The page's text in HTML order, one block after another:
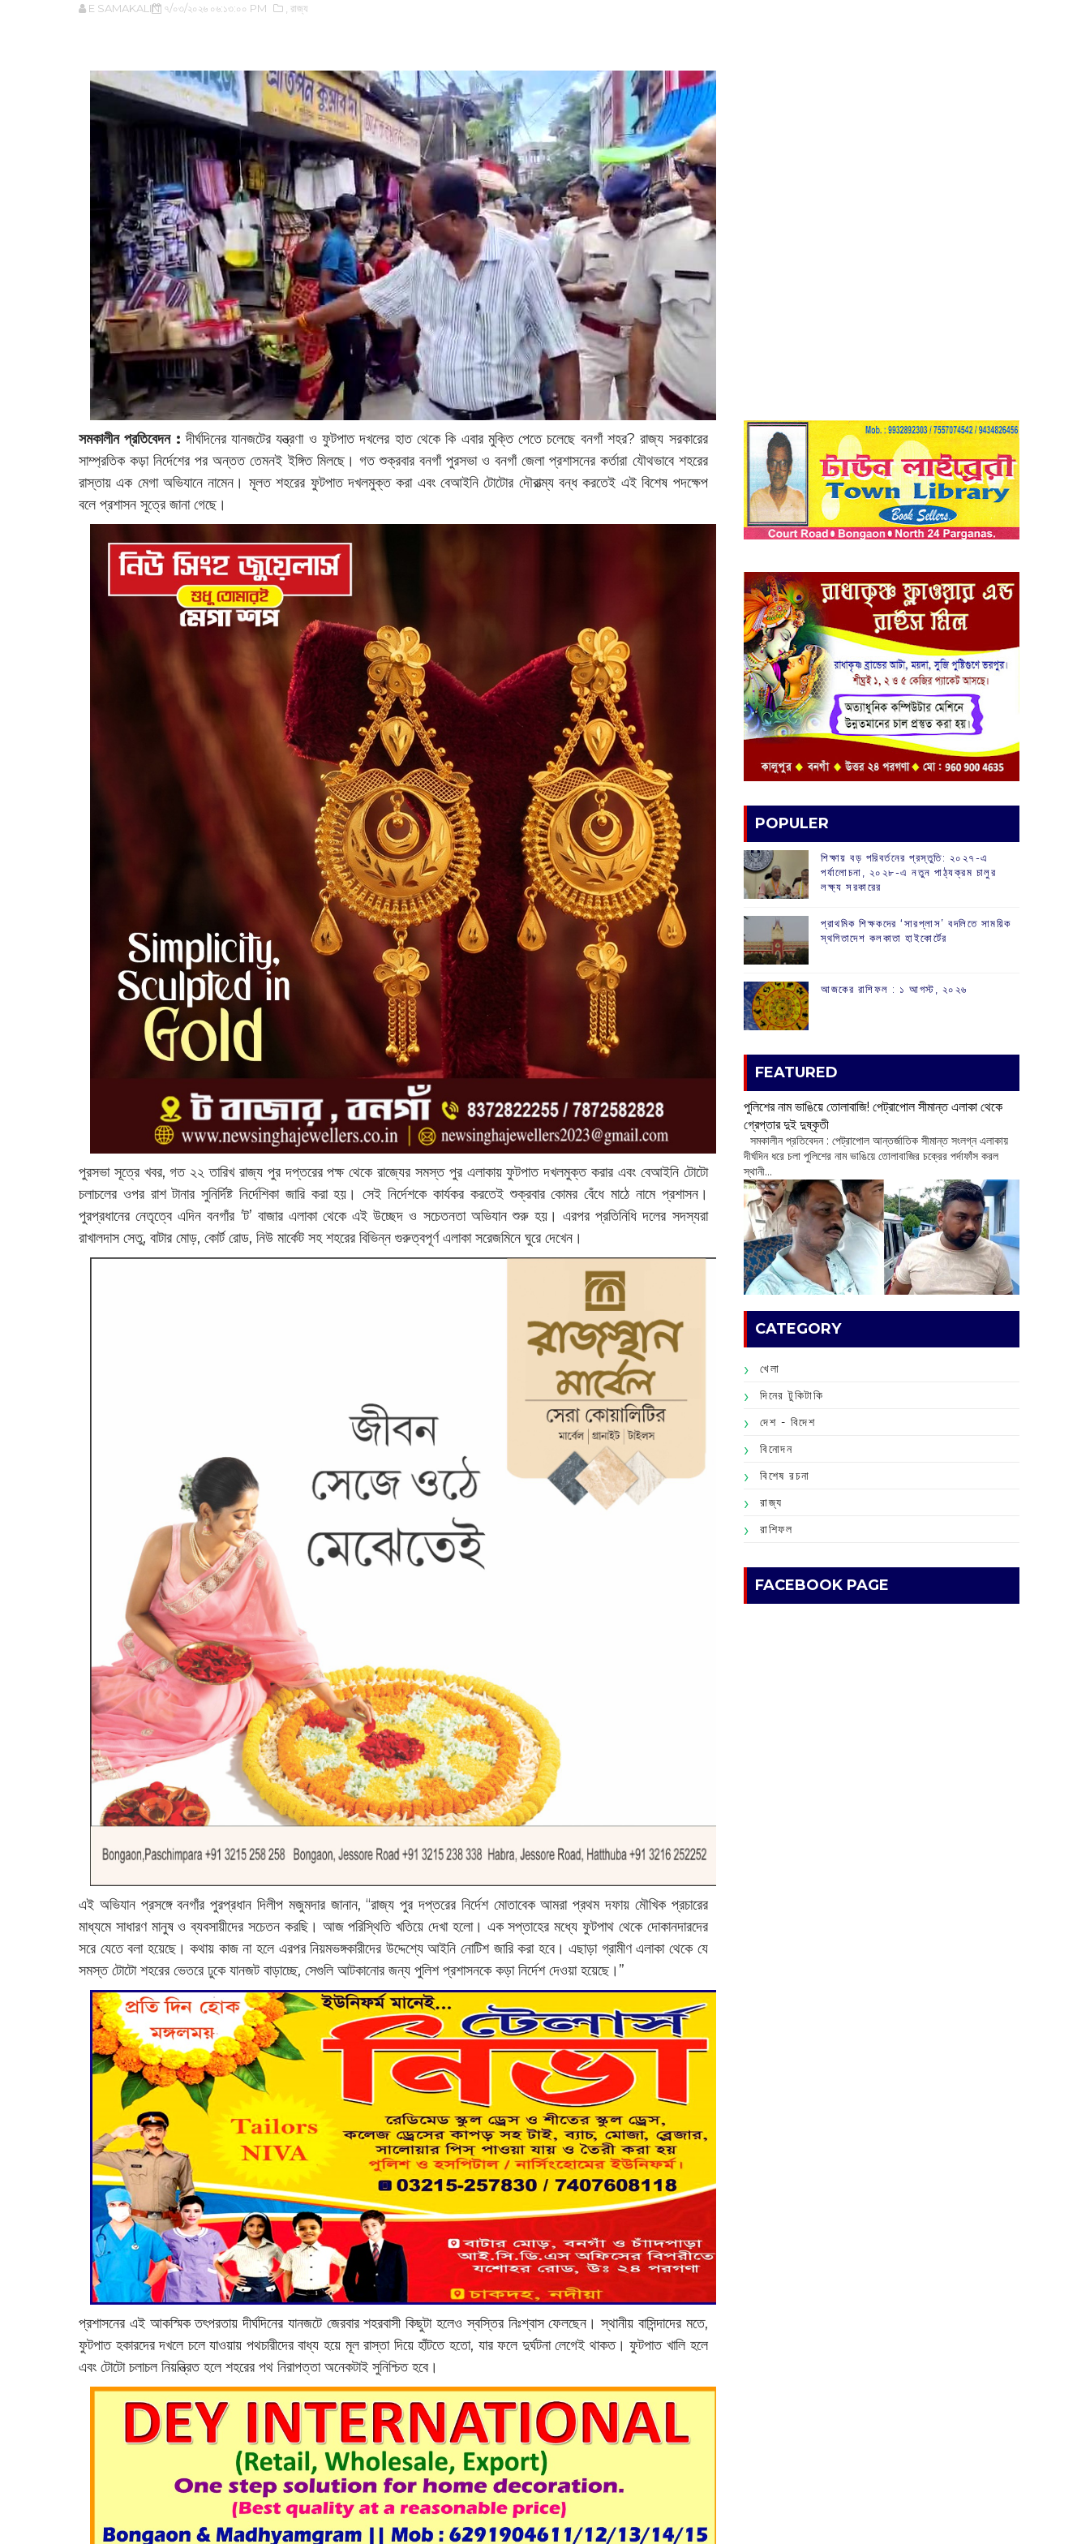
E SAMAKALIN ৭/০৩/২০২৬ ০৬:১৩:০০ PM ,‌ রাজ্য
সমকালীন প্রতিবেদন : দীর্ঘদিনের যানজটের যন্ত্রণা ও ফুটপাত দখলের হাত থেকে কি এবার মুক্তি পেতে চলেছে বনগাঁ শহর? রাজ্য সরকারের
সাম্প্রতিক কড়া নির্দেশের পর অন্তত তেমনই ইঙ্গিত মিলছে। গত শুক্রবার বনগাঁ পুরসভা ও বনগাঁ জেলা প্রশাসনের কর্তারা যৌথভাবে শহরের
রাস্তায় এক মেগা অভিযানে নামেন। মূলত শহরের ফুটপাত দখলমুক্ত করা এবং বেআইনি টোটোর দৌরাত্ম্য বন্ধ করতেই এই বিশেষ পদক্ষেপ
বলে প্রশাসন সূত্রে জানা গেছে।
পুরসভা সূত্রে খবর, গত ২২ তারিখ রাজ্য পুর দপ্তরের পক্ষ থেকে রাজ্যের সমস্ত পুর এলাকায় ফুটপাত দখলমুক্ত করার এবং বেআইনি টোটো
চলাচলের ওপর রাশ টানার সুনির্দিষ্ট নির্দেশিকা জারি করা হয়। সেই নির্দেশকে কার্যকর করতেই শুক্রবার কোমর বেঁধে মাঠে নামে প্রশাসন।
পুরপ্রধানের নেতৃত্বে এদিন বনগাঁর ‘ট’ বাজার এলাকা থেকে এই উচ্ছেদ ও সচেতনতা অভিযান শুরু হয়। এরপর প্রতিনিধি দলের সদস্যরা
রাখালদাস সেতু, বাটার মোড়, কোর্ট রোড, নিউ মার্কেট সহ শহরের বিভিন্ন গুরুত্বপূর্ণ এলাকা সরেজমিনে ঘুরে দেখেন।
এই অভিযান প্রসঙ্গে বনগাঁর পুরপ্রধান দিলীপ মজুমদার জানান, “রাজ্য পুর দপ্তরের নির্দেশ মোতাবেক আমরা প্রথম দফায় মৌখিক প্রচারের
মাধ্যমে সাধারণ মানুষ ও ব্যবসায়ীদের সচেতন করছি। আজ পরিস্থিতি খতিয়ে দেখা হলো। এক সপ্তাহের মধ্যে ফুটপাথ থেকে দোকানদারদের
সরে যেতে বলা হয়েছে। কথায় কাজ না হলে এরপর নিয়মভঙ্গকারীদের উদ্দেশ্যে আইনি নোটিশ জারি করা হবে। এছাড়া গ্রামীণ এলাকা থেকে যে
সমস্ত টোটো শহরের ভেতরে ঢুকে যানজট বাড়াচ্ছে, সেগুলি আটকানোর জন্য পুলিশ প্রশাসনকে কড়া নির্দেশ দেওয়া হয়েছে।”
প্রশাসনের এই আকস্মিক তৎপরতায় দীর্ঘদিনের যানজটে জেরবার শহরবাসী কিছুটা হলেও স্বস্তির নিঃশ্বাস ফেলছেন। স্থানীয় বাসিন্দাদের মতে,
ফুটপাত হকারদের দখলে চলে যাওয়ায় পথচারীদের বাধ্য হয়ে মূল রাস্তা দিয়ে হাঁটতে হতো, যার ফলে দুর্ঘটনা লেগেই থাকত। ফুটপাত খালি হলে
এবং টোটো চলাচল নিয়ন্ত্রিত হলে শহরের পথ নিরাপত্তা অনেকটাই সুনিশ্চিত হবে।
POPULER
শিক্ষায় বড় পরিবর্তনের প্রস্তুতি: ২০২৭-এ
পর্যালোচনা, ২০২৮-এ নতুন পাঠ্যক্রম চালুর
লক্ষ্য সরকারের
প্রাথমিক শিক্ষকদের ‘সারপ্লাস’ বদলিতে সাময়িক
স্থগিতাদেশ কলকাতা হাইকোর্টের
আজকের রাশিফল :‌ ‌‌১ আগস্ট, ২০২৬
FEATURED
পুলিশের নাম ভাঙিয়ে তোলাবাজি! পেট্রাপোল সীমান্ত এলাকা থেকে
গ্রেপ্তার দুই দুষ্কৃতী
সমকালীন প্রতিবেদন : পেট্রাপোল আন্তর্জাতিক সীমান্ত সংলগ্ন এলাকায়
দীর্ঘদিন ধরে চলা পুলিশের নাম ভাঙিয়ে তোলাবাজির চক্রের পর্দাফাঁস করল
স্থানী...
CATEGORY
খেলা
দিনের টুকিটাকি
দেশ - বিদেশ
বিনোদন
বিশেষ রচনা
রাজ্য
রাশিফল
FACEBOOK PAGE